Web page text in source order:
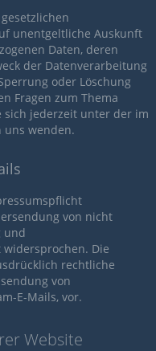
unentgeltliche Auskunft
Daten, deren
der Datenverarbeitung
oder Löschung
Fragen zum Thema
sich jederzeit unter der im
uns wenden.
von nicht
und
Die
rechtliche
von
E-Mails, vor.
Website